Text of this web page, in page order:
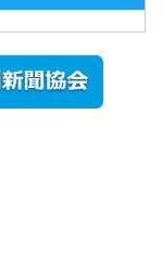
2026年8月5日
更新
農工大で大